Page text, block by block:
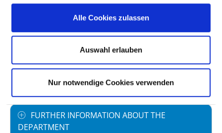
Alle Cookies zulassen
Auswahl erlauben
Nur notwendige Cookies verwenden
SPECIALIST EXPERTISE AND FURTHER
MEDICAL SERVICE OFFERING WITH CASE
NUMBERS
FURTHER INFORMATION ABOUT THE
DEPARTMENT